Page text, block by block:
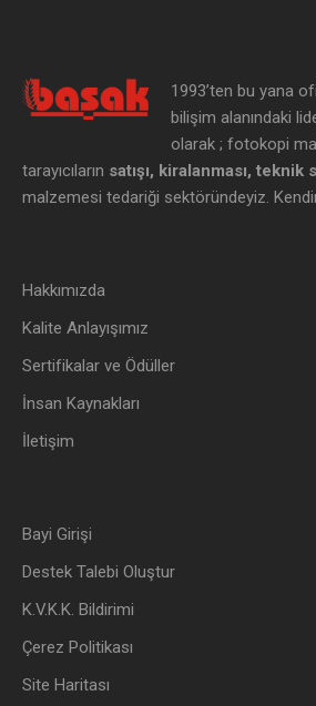
1993’ten bu yana
bilişim alanındaki
olarak ; fotokopi
tarayıcıların satışı, kiralanması, teknik
malzemesi tedariği sektöründeyiz.
Hakkımızda
Kalite Anlayışımız
Sertifikalar ve Ödüller
İnsan Kaynakları
İletişim
Bayi Girişi
Destek Talebi Oluştur
K.V.K.K. Bildirimi
Çerez Politikası
Site Haritası